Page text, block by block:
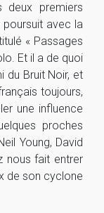
premiers
poursuit avec la
« Passages
Et il a de quoi
du Bruit Noir, et
toujours,
une influence
proches
Young, David
nous fait entrer
de son cyclone